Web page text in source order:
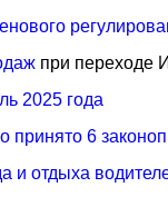
при переходе
2025 года
6
и отдыха